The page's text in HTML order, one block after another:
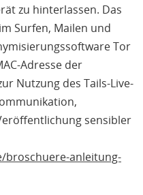
zu hinterlassen. Das
Surfen, Mailen und
Tor
Adresse der
Nutzung des Tails-Live-
sensibler
broschuere-anleitung-